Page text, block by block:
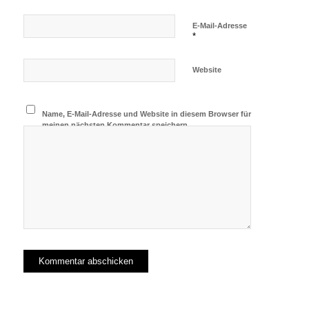
E-Mail-Adresse
*
Website
Name, E-Mail-Adresse und Website in diesem Browser für
meinen nächsten Kommentar speichern.